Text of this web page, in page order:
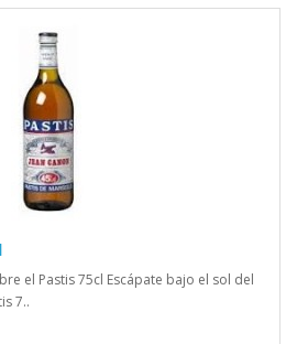
el Pastis 75cl Escápate bajo el sol del
7..